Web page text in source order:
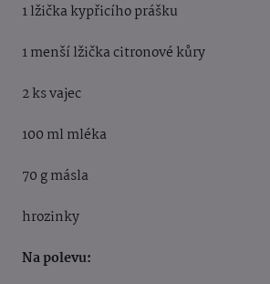
1 lžička kypřicího prášku
1 menší lžička citronové kůry
2 ks vajec
100 ml mléka
70 g másla
hrozinky
Na polevu: